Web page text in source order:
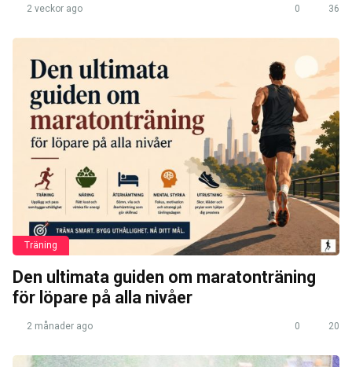
2 veckor ago 0 36
Träning
Den ultimata guiden om maratonträning
för löpare på alla nivåer
2 månader ago 0 20